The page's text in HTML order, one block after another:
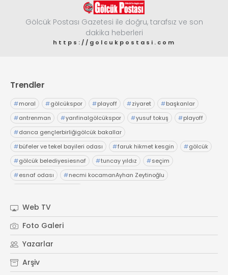
Gölcük Postası Gazetesi ile doğru, tarafsız ve son
dakika heberleri
https://golcukpostasi.com
Trendler
#moral #gölcükspor #playoff #ziyaret #başkanlar
#antrenman #yarıfinalgölcükspor #yusuf tokuş #playoff
#darıca gençlerbirliğigölcük bakallar
#büfeler ve tekel bayileri odası #faruk hikmet kesgin #gölcük
#gölcük belediyesiesnaf #tuncay yıldız #seçim
#esnaf odası #necmi kocamanAyhan Zeytinoğlu
Web TV
Foto Galeri
Yazarlar
Arşiv